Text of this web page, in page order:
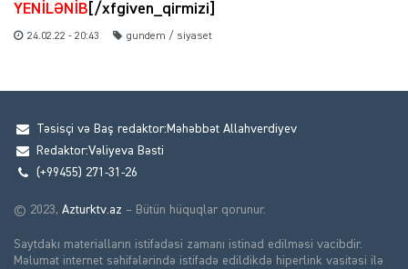
YENİLƏNİB [/xfgiven_qirmizi]
24.02.22 - 20:43 gundem / siyaset
Təsisçi və Baş redaktor:Məhəbbət Allahverdiyev
Redaktor:Vəliyeva Bəsti
(+99455) 271-31-26
© 2023, Azturktv.az – Bütün hüquqlar qorunur.
Saytdakı materialların istifadəsi zamanı istinad edilməsi vacibdir.
Məlumat internet səhifələrində istifadə edildikdə hiperlink vasitəsi ilə